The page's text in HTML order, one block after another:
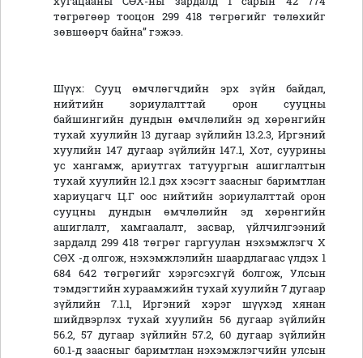
төгрөгөөр тооцон 299 418 төгрөгийг төлөхийг
зөвшөөрч байна” гэжээ.
Шүүх: Сууц өмчлөгчдийн эрх зүйн байдал,
нийтийн зориулалттай орон сууцны
байшингийн дундын өмчлөлийн эд хөрөнгийн
тухай хуулийн 13 дугаар зүйлийн 13.2.3, Иргэний
хуулийн 147 дугаар зүйлийн 147.1, Хот, суурины
ус хангамж, ариутгах татуургын ашиглалтын
тухай хуулийн 12.1 дэх хэсэгт заасныг баримтлан
хариуцагч Ц.Г оос нийтийн зориулалттай орон
сууцны дундын өмчлөлийн эд хөрөнгийн
ашиглалт, хамгаалалт, засвар, үйлчилгээний
зардалд 299 418 төгрөг гаргуулан нэхэмжлэгч Х
СӨХ -д олгож, нэхэмжлэлийн шаардлагаас үлдэх 1
684 642 төгрөгийг хэрэгсэхгүй болгож, Улсын
тэмдэгтийн хураамжийн тухай хуулийн 7 дугаар
зүйлийн 7.1.1, Иргэний хэрэг шүүхэд хянан
шийдвэрлэх тухай хуулийн 56 дугаар зүйлийн
56.2, 57 дугаар зүйлийн 57.2, 60 дугаар зүйлийн
60.1-д заасныг баримтлан нэхэмжлэгчийн улсын